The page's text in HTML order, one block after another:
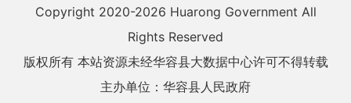
Copyright 2020-2026 Huarong Government All
Rights Reserved
版权所有 本站资源未经华容县大数据中心许可不得转载
主办单位：华容县人民政府